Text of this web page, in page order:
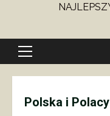
Primary
Polska i